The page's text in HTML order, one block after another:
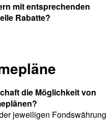
mit entsprechenden
Rabatte?
die Möglichkeit von
jeweiligen Fondswährung